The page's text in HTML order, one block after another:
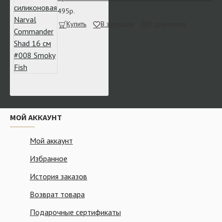
495р.
Купить
В закладки
МОЙ АККАУНТ
Мой аккаунт
Избранное
История заказов
Возврат товара
Подарочные сертификаты